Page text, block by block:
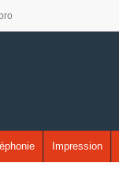
Impression